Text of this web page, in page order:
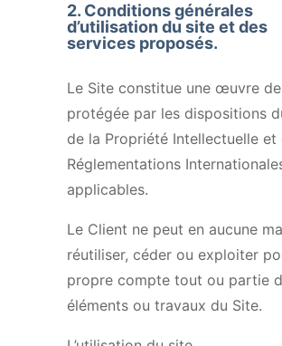
2. Conditions générales
d’utilisation du site et des
services proposés.
Le Site constitue une œuvre de
protégée par les dispositions
de la Propriété Intellectuelle et
Réglementations
applicables.
Le Client ne peut en aucune
réutiliser, céder ou exploiter
propre compte tout ou partie
éléments ou travaux du Site.